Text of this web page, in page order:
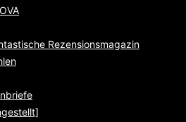
Rezensionsmagazin